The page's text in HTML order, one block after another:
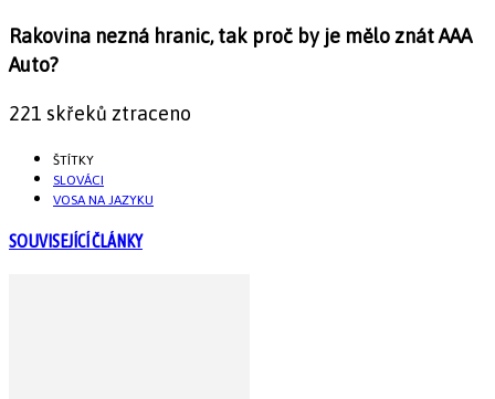
Rakovina nezná hranic, tak proč by je mělo znát AAA
Auto?
221 skřeků ztraceno
ŠTÍTKY
SLOVÁCI
VOSA NA JAZYKU
SOUVISEJÍCÍ ČLÁNKY